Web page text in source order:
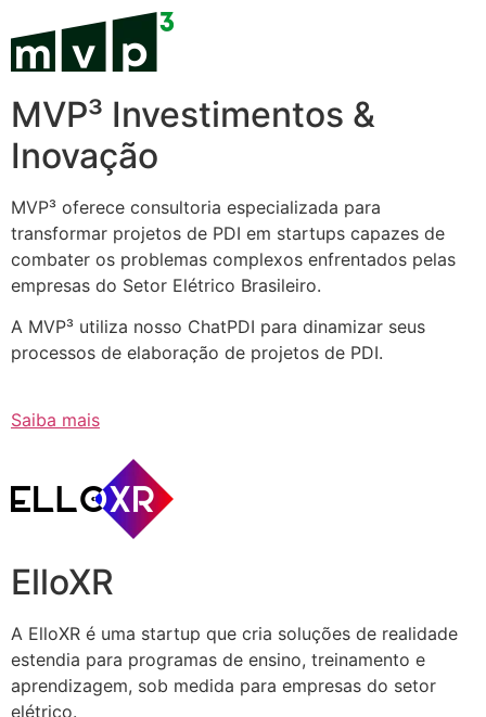
MVP³ Investimentos &
Inovação
MVP³ oferece consultoria especializada para
transformar projetos de PDI em startups capazes de
combater os problemas complexos enfrentados pelas
empresas do Setor Elétrico Brasileiro.
A MVP³ utiliza nosso ChatPDI para dinamizar seus
processos de elaboração de projetos de PDI.
Saiba mais
ElloXR
A ElloXR é uma startup que cria soluções de realidade
estendia para programas de ensino, treinamento e
aprendizagem, sob medida para empresas do setor
elétrico.